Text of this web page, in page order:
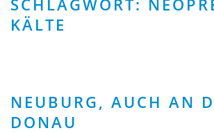
SCHLAGWORT:
KÄLTE
NEUBURG, AUCH AN
DONAU